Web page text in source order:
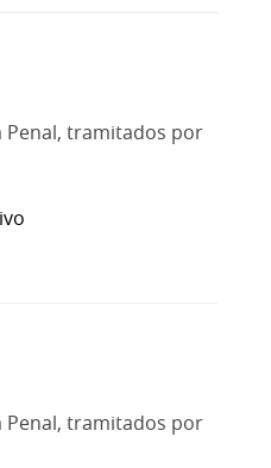
Penal, tramitados por
Penal, tramitados por